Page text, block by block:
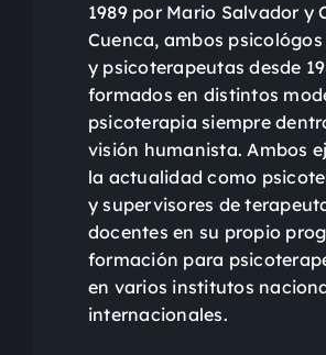
1989 por Mario Salvador y
Cuenca, ambos
y psicoterapeutas desde
formados en distintos
psicoterapia siempre
visión humanista. Ambos
la actualidad como
y supervisores de
docentes en su propio
formación para
en varios institutos
internacionales.